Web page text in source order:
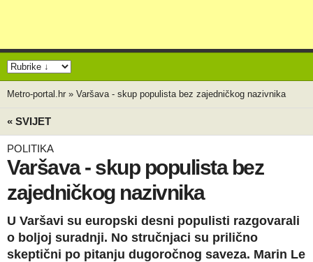
Metro-portal.hr » Varšava - skup populista bez zajedničkog nazivnika
« SVIJET
POLITIKA
Varšava - skup populista bez
zajedničkog nazivnika
U Varšavi su europski desni populisti razgovarali
o boljoj suradnji. No stručnjaci su prilično
skeptični po pitanju dugoročnog saveza. Marin Le